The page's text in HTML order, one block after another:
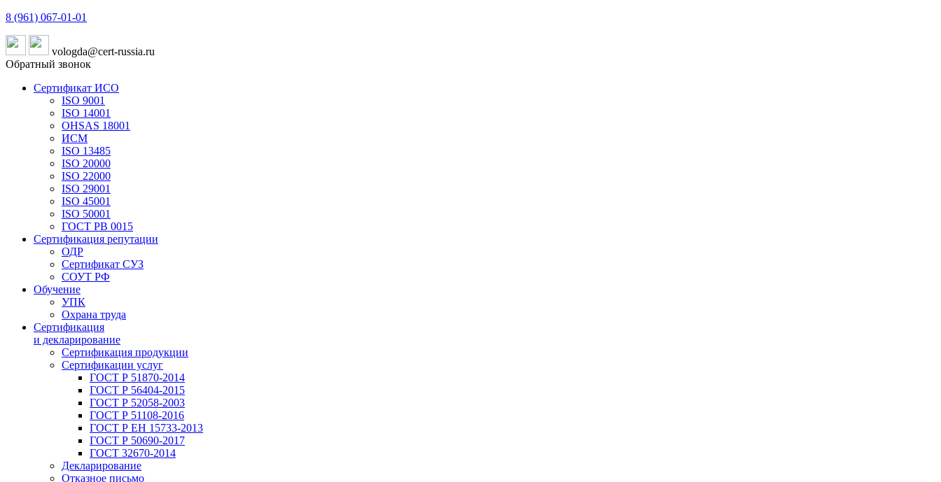
8 (961) 067-01-01
vologda@cert-russia.ru
Обратный звонок
Сертификат ИСО
ISO 9001
ISO 14001
OHSAS 18001
ИСМ
ISO 13485
ISO 20000
ISO 22000
ISO 29001
ISO 45001
ISO 50001
ГОСТ РВ 0015
Сертификация репутации
ОДР
Сертификат СУЗ
СОУТ РФ
Обучение
УПК
Охрана труда
Сертификация
и декларирование
Сертификация продукции
Сертификации услуг
ГОСТ Р 51870-2014
ГОСТ Р 56404-2015
ГОСТ Р 52058-2003
ГОСТ Р 51108-2016
ГОСТ Р ЕН 15733-2013
ГОСТ Р 50690-2017
ГОСТ 32670-2014
Декларирование
Отказное письмо